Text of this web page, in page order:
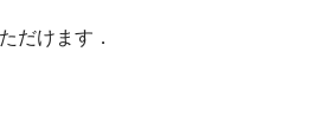
だけます．